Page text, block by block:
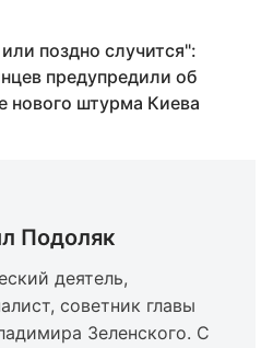
поздно случится":
предупредили об
нового штурма Киева
Подоляк
деятель,
советник главы
Зеленского. С